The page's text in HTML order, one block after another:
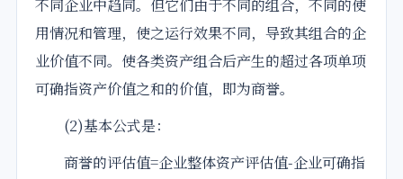
不同企业中趋同。但它们由于不同的组合，不同的使
用情况和管理，使之运行效果不同，导致其组合的企
业价值不同。使各类资产组合后产生的超过各项单项
可确指资产价值之和的价值，即为商誉。
(2)基本公式是：
商誉的评估值=企业整体资产评估值-企业可确指